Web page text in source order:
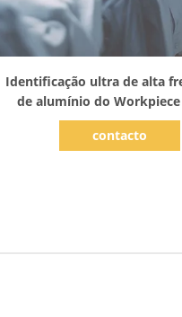
Identificação ultra de alta
de alumínio do
Apparel Manufacturing do
liga dos ethernet de RS232
contacto